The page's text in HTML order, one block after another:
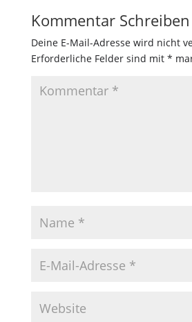
Kommentar Schreiben
Deine E-Mail-Adresse wird nicht
Erforderliche Felder sind mit *